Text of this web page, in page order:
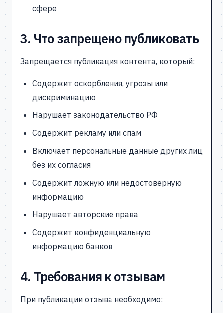
сфере
3. Что запрещено публиковать
Запрещается публикация контента, который:
Содержит оскорбления, угрозы или
дискриминацию
Нарушает законодательство РФ
Содержит рекламу или спам
Включает персональные данные других лиц
без их согласия
Содержит ложную или недостоверную
информацию
Нарушает авторские права
Содержит конфиденциальную
информацию банков
4. Требования к отзывам
При публикации отзыва необходимо: